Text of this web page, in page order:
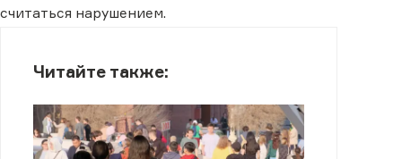
считаться нарушением.
Читайте также: